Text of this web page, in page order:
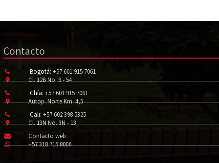
Contacto
Bogotá: +57 601 915 7061
Cl. 12B No. 9 - 54
Chía: +57 601 915 7061
Autop. Norte Km. 4,5
Cali: +57 602 398 5325
Cl. 13N No. 3N - 13
Contacto web
+57 318 715 8006